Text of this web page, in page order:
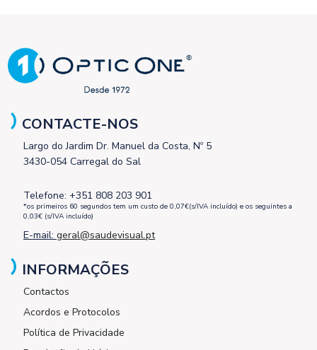
CONTACTE-NOS
Largo do Jardim Dr. Manuel da Costa, Nº 5
3430-054 Carregal do Sal
Telefone: +351 808 203 901
*os primeiros 60 segundos tem um custo de 0,07€(s/IVA incluído) e os seguintes a
0,03€ (s/IVA incluído)
E-mail: geral@saudevisual.pt
INFORMAÇÕES
Contactos
Acordos e Protocolos
Política de Privacidade